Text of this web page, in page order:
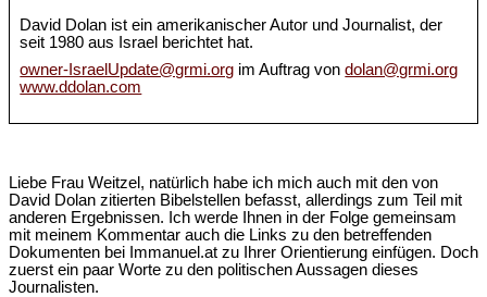
David Dolan ist ein amerikanischer Autor und Journalist, der
seit 1980 aus Israel berichtet hat.
owner-IsraelUpdate@grmi.org im Auftrag vondolan@grmi.org
www.ddolan.com
Liebe Frau Weitzel, natürlich habe ich mich auch mit den von
David Dolan zitierten Bibelstellen befasst, allerdings zum Teil mit
anderen Ergebnissen. Ich werde Ihnen in der Folge gemeinsam
mit meinem Kommentar auch die Links zu den betreffenden
Dokumenten bei Immanuel.at zu Ihrer Orientierung einfügen. Doch
zuerst ein paar Worte zu den politischen Aussagen dieses
Journalisten.